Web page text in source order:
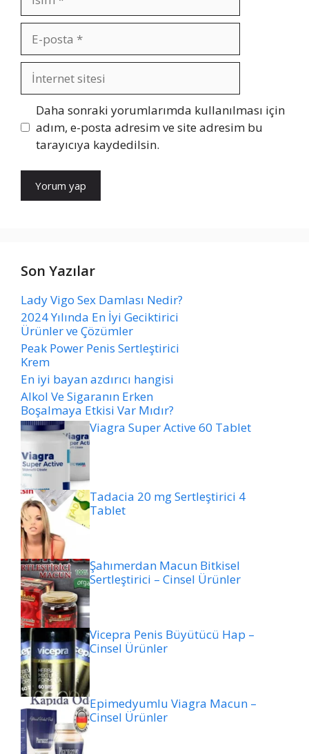
posta
İnternet
sitesi
Daha sonraki yorumlarımda kullanılması için
adım, e-posta adresim ve site adresim bu
tarayıcıya kaydedilsin.
Son Yazılar
Lady Vigo Sex Damlası Nedir?
2024 Yılında En İyi Geciktirici
Ürünler ve Çözümler
Peak Power Penis Sertleştirici
Krem
En iyi bayan azdırıcı hangisi
Alkol Ve Sigaranın Erken
Boşalmaya Etkisi Var Mıdır?
Viagra Super Active 60 Tablet
Tadacia 20 mg Sertleştirici 4
Tablet
Şahımerdan Macun Bitkisel
Sertleştirici – Cinsel Ürünler
Vicepra Penis Büyütücü Hap –
Cinsel Ürünler
Epimedyumlu Viagra Macun –
Cinsel Ürünler